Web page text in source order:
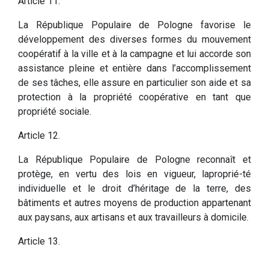
La République Populaire de Pologne favorise le
développement des diverses formes du mouvement
coopératif à la ville et à la campagne et lui accorde son
assistance pleine et entière dans l’accomplissement
de ses tâches, elle assure en particulier son aide et sa
protection à la propriété coopérative en tant que
propriété sociale.
Article 12.
La République Populaire de Pologne reconnaît et
protège, en vertu des lois en vigueur, laproprié-té
individuelle et le droit d’héritage de la terre, des
bâtiments et autres moyens de production appartenant
aux paysans, aux artisans et aux travailleurs à domicile.
Article 13.